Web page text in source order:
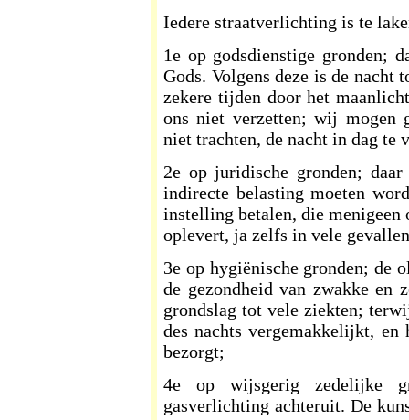
Iedere straatverlichting is te
1e op godsdienstige gronden;
Gods. Volgens deze is de
zekere tijden door het
ons niet verzetten; wij mogen
niet trachten, de nacht in dag te
2e op juridische gronden;
indirecte belasting moeten
instelling betalen, die
oplevert, ja zelfs in vele
3e op hygiënische gronden; de
de gezondheid van zwakke en
grondslag tot vele ziekten;
des nachts vergemakkelijkt, en
bezorgt;
4e op wijsgerig zedelijke
gasverlichting achteruit. De